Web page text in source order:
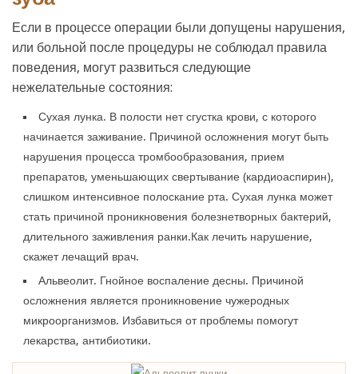
Если в процессе операции были допущены нарушения,
или больной после процедуры не соблюдал правила
поведения, могут развиться следующие
нежелательные состояния:
Сухая лунка. В полости нет сгустка крови, с которого
начинается заживание. Причиной осложнения могут быть
нарушения процесса тромбообразования, прием
препаратов, уменьшающих свертывание (кардиоаспирин),
слишком интенсивное полоскание рта. Сухая лунка может
стать причиной проникновения болезнетворных бактерий,
длительного заживления ранки.Как лечить нарушение,
скажет лечащий врач.
Альвеолит. Гнойное воспаление десны. Причиной
осложнения является проникновение чужеродных
микроорганизмов. Избавиться от проблемы помогут
лекарства, антибиотики.